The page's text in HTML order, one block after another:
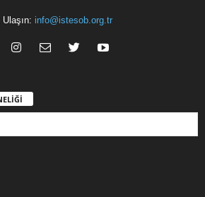
info@istesob.org.tr